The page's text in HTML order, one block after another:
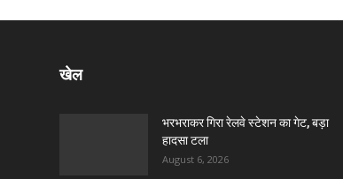
खेल
भरभराकर गिरा रेलवे स्टेशन का गेट, बड़ा
हादसा टला
August 6, 2026